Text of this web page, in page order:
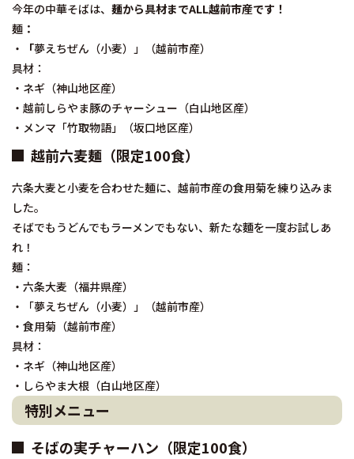
今年の中華そばは、 麺から具材までALL越前市産です！
麺 ：
・
「夢えちぜん（小麦）」（越前市産）
具材：
・ネギ（神山地区産）
・越前しらやま豚のチャーシュー（白山地区産）
・メンマ「竹取物語」（坂口地区産）
越前六麦麺（限定100食）
六条大麦と小麦を合わせた麺に、越前市産の食用菊を練り込みま
した。
そばでもうどんでもラーメンでもない、新たな麵を一度お試しあ
れ！
麺：
・六条大麦（福井県産）
・「夢えちぜん（小麦）」（越前市産）
・食用菊（越前市産）
具材：
・ネギ（神山地区産）
・しらやま大根（白山地区産）
特別メニュー
そばの実チャーハン（限定100食）